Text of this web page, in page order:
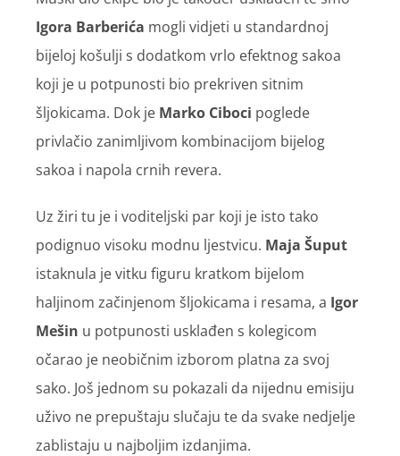
Igora Barberića mogli vidjeti u standardnoj
bijeloj košulji s dodatkom vrlo efektnog sakoa
koji je u potpunosti bio prekriven sitnim
šljokicama. Dok je Marko Ciboci poglede
privlačio zanimljivom kombinacijom bijelog
sakoa i napola crnih revera.
Uz žiri tu je i voditeljski par koji je isto tako
podignuo visoku modnu ljestvicu. Maja Šuput
istaknula je vitku figuru kratkom bijelom
haljinom začinjenom šljokicama i resama, a Igor
Mešin u potpunosti usklađen s kolegicom
očarao je neobičnim izborom platna za svoj
sako. Još jednom su pokazali da nijednu emisiju
uživo ne prepuštaju slučaju te da svake nedjelje
zablistaju u najboljim izdanjima.